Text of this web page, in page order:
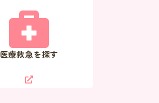
医療救急を探す